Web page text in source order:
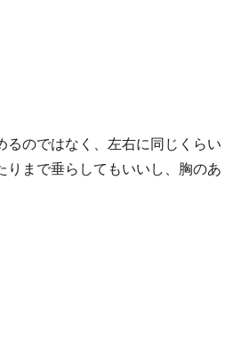
のではなく、左右に同じくらい
まで垂らしてもいいし、胸のあ